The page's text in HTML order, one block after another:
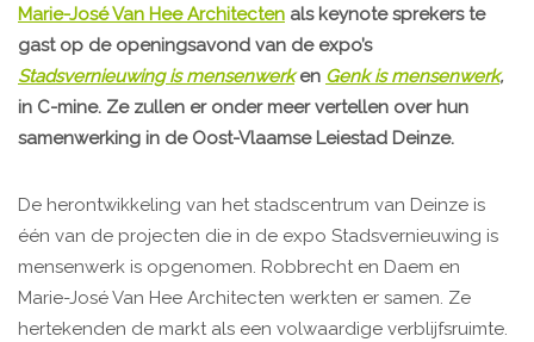
Marie-José Van Hee Architecten als keynote sprekers te
gast op de openingsavond van de expo’s
Stadsvernieuwing is mensenwerken Genk is mensenwerk,
in C-mine. Ze zullen er onder meer vertellen over hun
samenwerking in de Oost-Vlaamse Leiestad Deinze.
De herontwikkeling van het stadscentrum van Deinze is
één van de projecten die in de expo Stadsvernieuwing is
mensenwerk is opgenomen. Robbrecht en Daem en
Marie-José Van Hee Architecten werkten er samen. Ze
hertekenden de markt als een volwaardige verblijfsruimte.